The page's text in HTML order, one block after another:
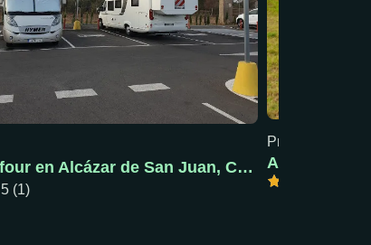
AC Carrefour en Alcázar de San Juan, Ciudad Real
5 (1)
Precio mín: 18 €
AC Pola de